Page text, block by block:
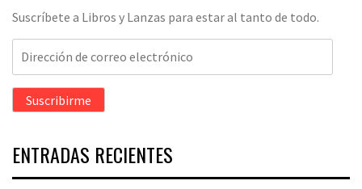
Suscríbete a Libros y Lanzas para estar al tanto de todo.
Dirección
correo
electrónico
Suscribirme
ENTRADAS RECIENTES